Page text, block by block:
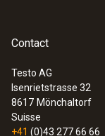
Contact
Testo AG
Isenrietstrasse 32
8617 Mönchaltorf
Suisse
+41 (0)43 277 66 66